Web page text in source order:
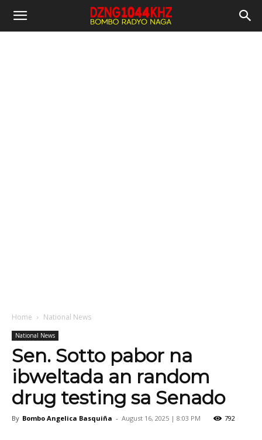
Home National News
National News
Sen. Sotto pabor na
ibweltada an random
drug testing sa Senado
By Bombo Angelica Basquiña - August 16, 2025 | 8:03 PM 792